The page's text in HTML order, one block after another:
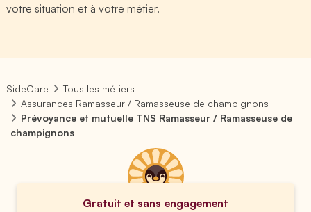
votre situation et à votre métier.
SideCare
Tous les métiers
Assurances Ramasseur / Ramasseuse de champignons
Prévoyance et mutuelle TNS Ramasseur / Ramasseuse de
champignons
Gratuit et sans engagement